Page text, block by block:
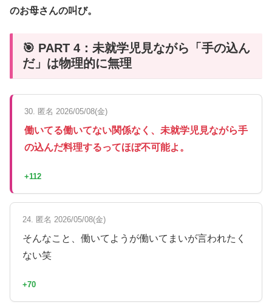
のお母さんの叫び。
🎯 PART 4：未就学児見ながら「手の込ん
だ」は物理的に無理
30. 匿名 2026/05/08(金)
働いてる働いてない関係なく、未就学児見ながら手
の込んだ料理するってほぼ不可能よ。
+112
24. 匿名 2026/05/08(金)
そんなこと、働いてようが働いてまいが言われたく
ない笑
+70